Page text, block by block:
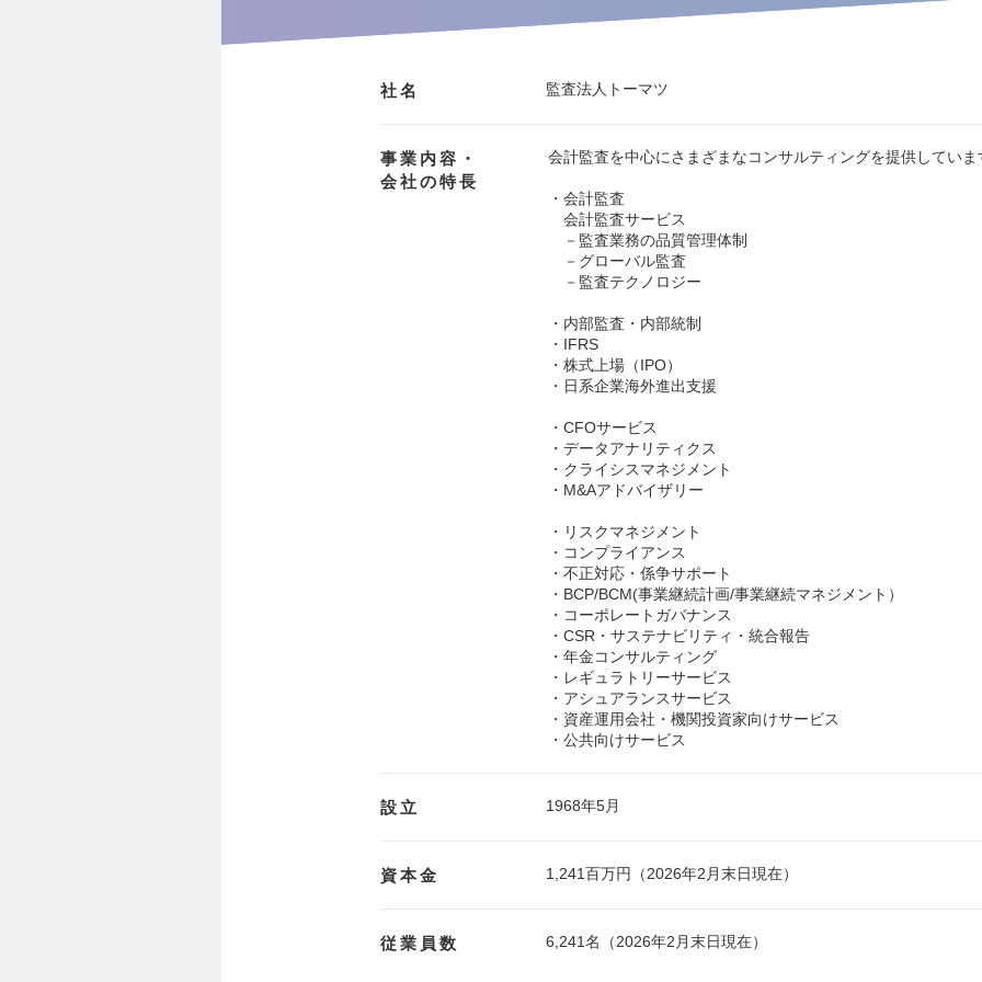
社名 監査法人トーマツ
事業内容・
会社の特長
会計監査を中心にさまざまなコンサルティングを提供していま
・会計監査
会計監査サービス
－監査業務の品質管理体制
－グローバル監査
－監査テクノロジー
・内部監査・内部統制
・IFRS
・株式上場（IPO）
・日系企業海外進出支援
・CFOサービス
・データアナリティクス
・クライシスマネジメント
・M&Aアドバイザリー
・リスクマネジメント
・コンプライアンス
・不正対応・係争サポート
・BCP/BCM(事業継続計画/事業継続マネジメント）
・コーポレートガバナンス
・CSR・サステナビリティ・統合報告
・年金コンサルティング
・レギュラトリーサービス
・アシュアランスサービス
・資産運用会社・機関投資家向けサービス
・公共向けサービス
設立 1968年5月
資本金 1,241百万円（2026年2月末日現在）
従業員数 6,241名（2026年2月末日現在）